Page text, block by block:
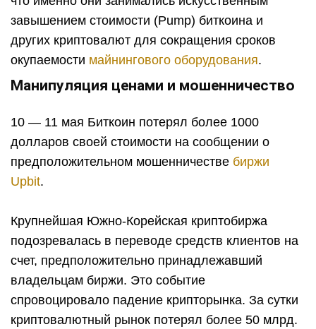
завышением стоимости (Pump) биткоина и
других криптовалют для сокращения сроков
окупаемости майнингового оборудования.
Манипуляция ценами и мошенничество
10 — 11 мая Биткоин потерял более 1000
долларов своей стоимости на сообщении о
предположительном мошенничестве биржи
Upbit.
Крупнейшая Южно-Корейская криптобиржа
подозревалась в переводе средств клиентов на
счет, предположительно принадлежавший
владельцам биржи. Это событие
спровоцировало падение крипторынка. За сутки
криптовалютный рынок потерял более 50 млрд.